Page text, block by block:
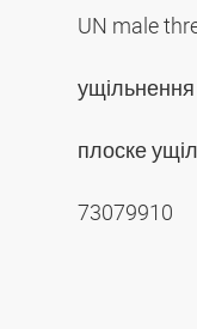
UN male
плоске
73079910